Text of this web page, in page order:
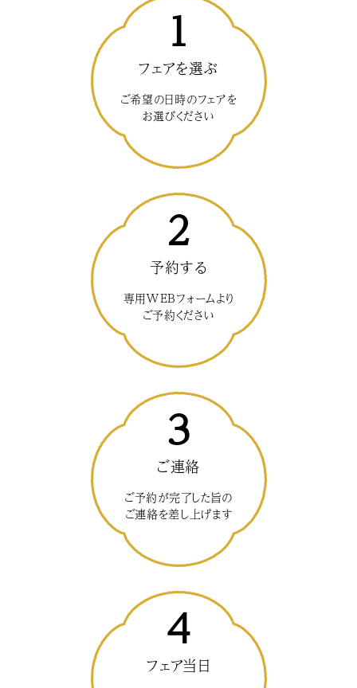
1
フェアを選ぶ
ご希望の日時のフェアを
お選びください
2
予約する
専用WEBフォームより
ご予約ください
3
ご連絡
ご予約が完了した旨の
ご連絡を差し上げます
4
フェア当日